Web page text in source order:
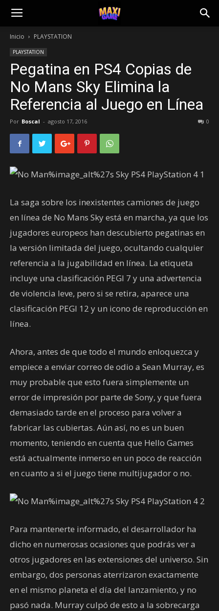
Inicio PLAYSTATION
PLAYSTATION
Pegatina en PS4 Copias de
No Mans Sky Elimina la
Referencia al Juego en Línea
Por Boscal - agosto 17, 2016 0
La saga sobre los inexistentes camiones de juego
en línea de No Mans Sky está en marcha, ya que los
jugadores europeos han descubierto pegatinas en
la versión limitada del juego, ocultando cualquier
referencia a la jugabilidad en línea. La etiqueta
incluye una clasificación PEGI 7 y una advertencia
de violencia leve, pero si se retira, aparece una
clasificación PEGI 12 y un icono de reproducción en
línea.
Ahora, antes de que todo el mundo enloquezca y
empiece a enviar correo de odio a Sean Murray, es
muy probable que esto fuera simplemente un
error de impresión por parte de Sony, y que fuera
demasiado tarde en el proceso para volver a
fabricar las cubiertas. Aún así, no es un buen
momento, teniendo en cuenta que Hello Games
está actualmente inmerso en un poco de reacción
en cuanto a si el juego tiene multijugador o no.
Para mantenerte informado, el desarrollador ha
dicho en numerosas ocasiones que podrás ver a
otros jugadores en las extensiones del universo. Sin
embargo, dos personas aterrizaron exactamente
en el mismo planeta el día del lanzamiento, y no
pasó nada. Murray culpó de esto a la sobrecarga